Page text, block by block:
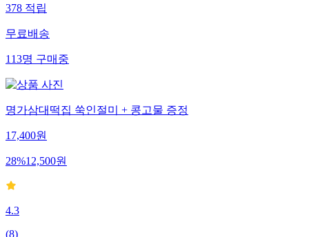
378적립
무료배송
113명구매중
명가삼대떡집 쑥인절미 + 콩고물 증정
17,400원
28%12,500원
4.3